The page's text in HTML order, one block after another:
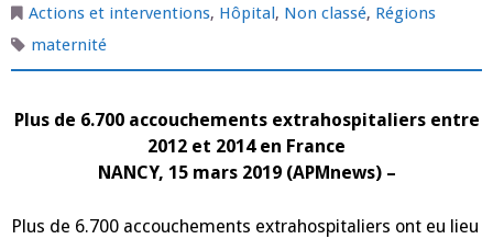
:
Plus
accouchements
2012
2014
Actions et interventions, Hôpital , Non classé, Régions
maternité
Plus de 6.700 accouchements extrahospitaliers entre
2012 et 2014 en France
NANCY, 15 mars 2019 (APMnews) –
Plus de 6.700 accouchements extrahospitaliers ont eu lieu